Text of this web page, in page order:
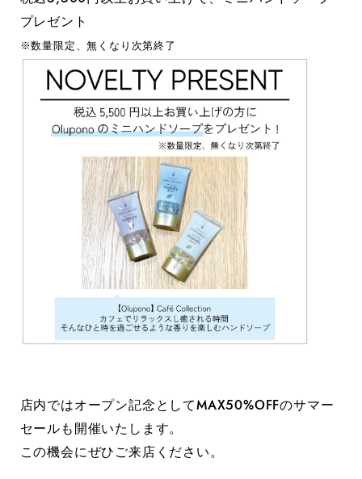
プレゼント
※数量限定、無くなり次第終了
店内ではオープン記念としてMAX50%OFFのサマー
セールも開催いたします。
この機会にぜひご来店ください。